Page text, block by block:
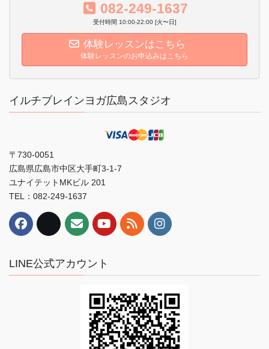
082-249-1637
受付時間 10:00-22:00 [火〜日]
体験レッスンはこちら
体験レッスンのお申込みはこちら
イルチブレインヨガ広島スタジオ
〒730-0051
広島県広島市中区大手町3-1-7
ユナイテットMKビル 201
TEL：082-249-1637
LINE公式アカウント